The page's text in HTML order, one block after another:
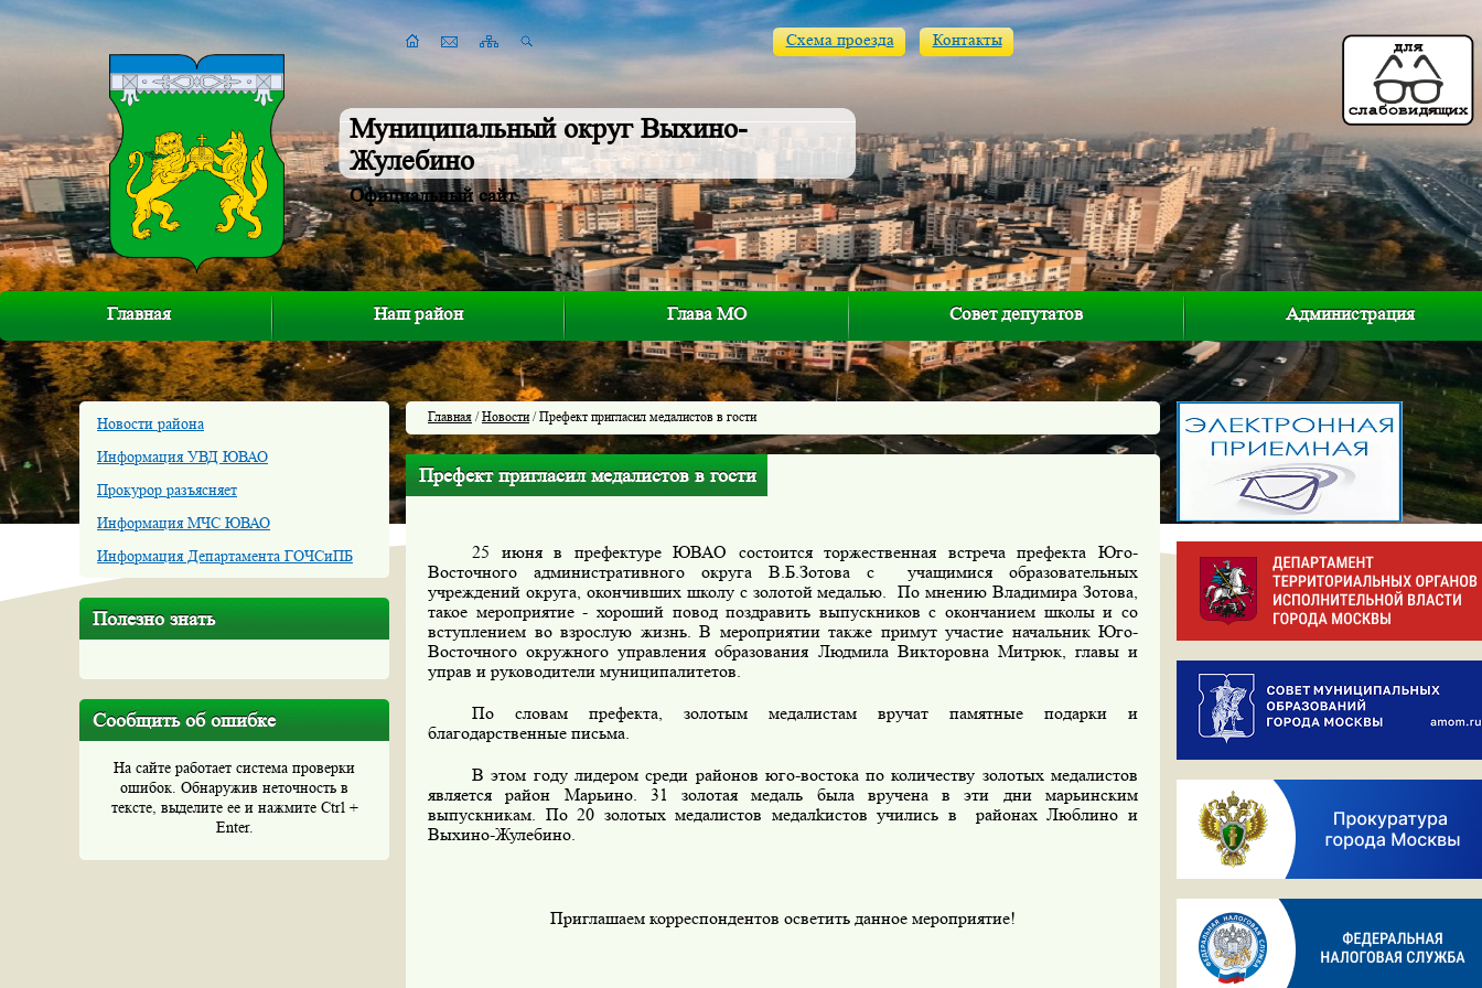
Муниципальный округ Выхино-
Жулебино
Официальный сайт
Схема проезда Контакты
Главная Наш район Глава МО Совет депутатов Администрация
Новости района
Информация УВД ЮВАО
Прокурор разъясняет
Информация МЧС ЮВАО
Информация Департамента ГОЧСиПБ
Полезно знать
Сообщить об ошибке
На сайте работает система проверки
ошибок. Обнаружив неточность в
тексте, выделите ее и нажмите Ctrl +
Enter.
Главная /Новости/ Префект пригласил медалистов в гости
Префект пригласил медалистов в гости
25 июня в префектуре ЮВАО состоится торжественная встреча префекта Юго-
Восточного административного округа В.Б.Зотова с учащимися образовательных
учреждений округа, окончивших школу с золотой медалью. По мнению Владимира Зотова,
такое мероприятие - хороший повод поздравить выпускников с окончанием школы и со
вступлением во взрослую жизнь. В мероприятии также примут участие начальник Юго-
Восточного окружного управления образования Людмила Викторовна Митрюк, главы и
управ и руководители муниципалитетов.
По словам префекта, золотым медалистам вручат памятные подарки и
благодарственные письма.
В этом году лидером среди районов юго-востока по количеству золотых медалистов
является район Марьино. 31 золотая медаль была вручена в эти дни марьинским
выпускникам. По 20 золотых медалистов медалkистов учились в районах Люблино и
Выхино-Жулебино.
Приглашаем корреспондентов осветить данное мероприятие!